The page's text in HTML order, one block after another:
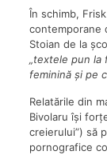
În schimb,
contemporane
Stoian de la
„textele pun la
feminină și pe
Relatările din
Bivolaru își
creierului”) să
pornografice